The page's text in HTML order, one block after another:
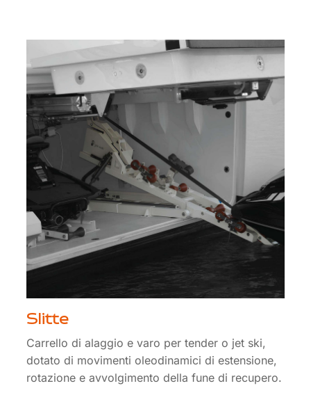
Slitte
Carrello di alaggio e varo per tender o jet ski,
dotato di movimenti oleodinamici di estensione,
rotazione e avvolgimento della fune di recupero.